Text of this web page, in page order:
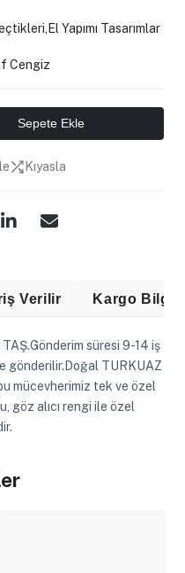
Yapımı Tasarımlar
Cengiz
Sepete Ekle
Kıyasla
Verilir Kargo
süresi 9-14 iş
gönderilir.Doğal TURKUAZ
mücevherimiz tek ve özel
göz alıcı rengi ile özel